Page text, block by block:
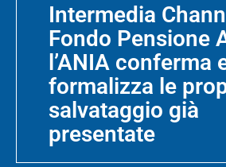
Intermedia
Fondo Pensione
l’ANIA conferma
formalizza le
salvataggio già
presentate